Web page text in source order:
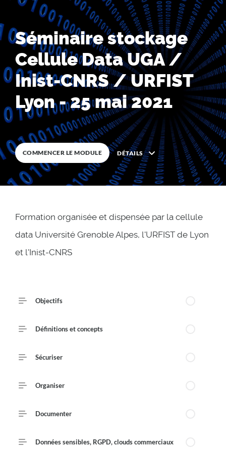
0 %TERMINÉ
Séminaire stockage
Cellule Data UGA /
Inist-CNRS / URFIST
Lyon - 25 mai 2021
COMMENCER LE MODULE DÉTAILS
Description
Formation organisée et dispensée par la cellule
data Université Grenoble Alpes, l'URFIST de Lyon
et l'Inist-CNRS
Objectifs
Définitions et concepts
Sécuriser
Organiser
Documenter
Données sensibles, RGPD, clouds commerciaux